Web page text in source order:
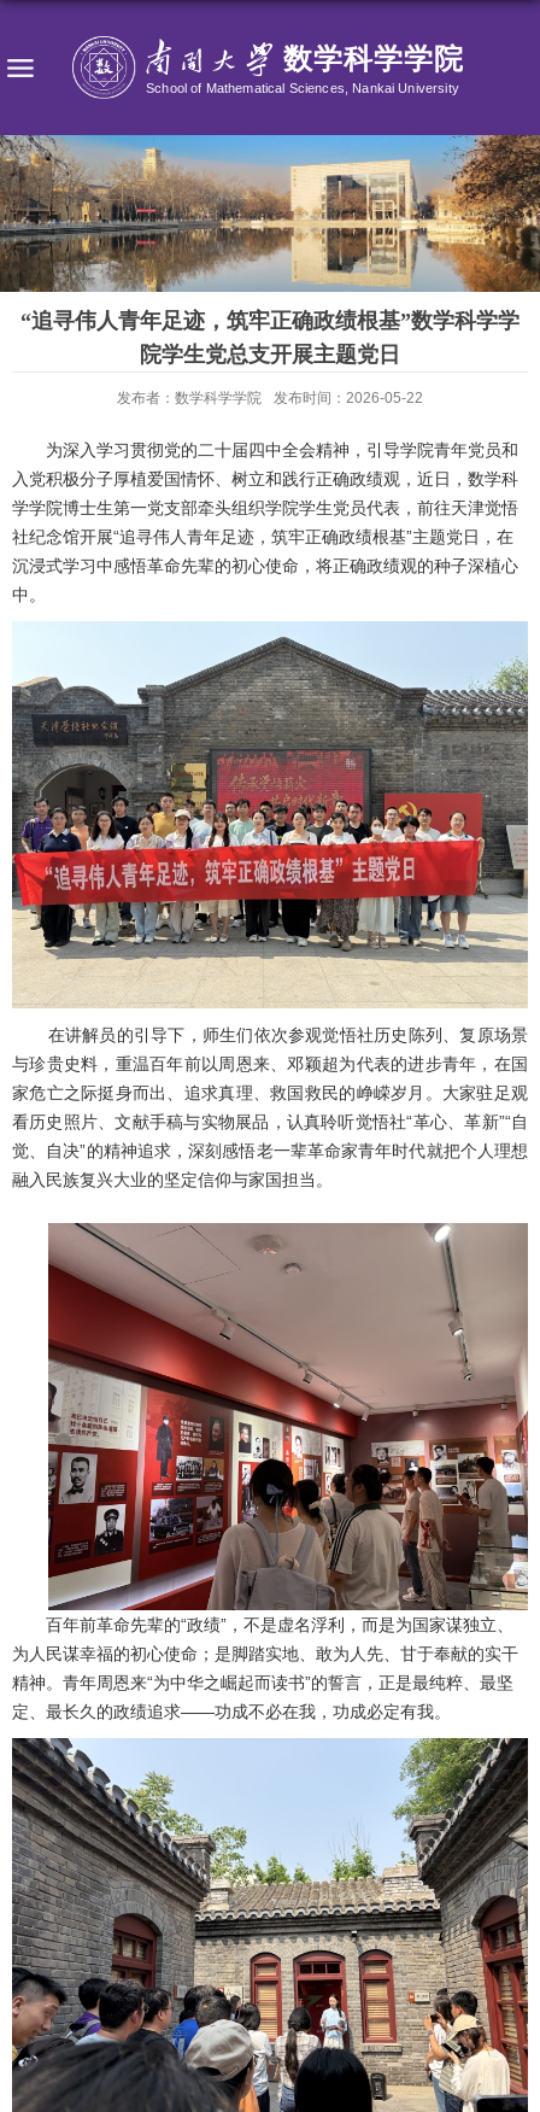
“追寻伟人青年足迹，筑牢正确政绩根基”数学科学学
院学生党总支开展主题党日
发布者：数学科学学院 发布时间：2026-05-22
为深入学习贯彻党的二十届四中全会精神，引导学院青年党员和
入党积极分子厚植爱国情怀、树立和践行正确政绩观，近日，数学科
学学院博士生第一党支部牵头组织学院学生党员代表，前往天津觉悟
社纪念馆开展“追寻伟人青年足迹，筑牢正确政绩根基”主题党日，在
沉浸式学习中感悟革命先辈的初心使命，将正确政绩观的种子深植心
中。
在讲解员的引导下，师生们依次参观觉悟社历史陈列、复原场景
与珍贵史料，重温百年前以周恩来、邓颖超为代表的进步青年，在国
家危亡之际挺身而出、追求真理、救国救民的峥嵘岁月。 大家驻足观
看历史照片、文献手稿与实物展品，认真聆听觉悟社“革心、革新”“自
觉、自决”的精神追求，深刻感悟老一辈革命家青年时代就把个人理想
融入民族复兴大业的坚定信仰与家国担当。
百年前革命先辈的“政绩”，不是虚名浮利，而是为国家谋独立、
为人民谋幸福的初心使命；是脚踏实地、敢为人先、甘于奉献的实干
精神。青年周恩来“为中华之崛起而读书”的誓言，正是最纯粹、最坚
定、最长久的政绩追求——功成不必在我，功成必定有我。